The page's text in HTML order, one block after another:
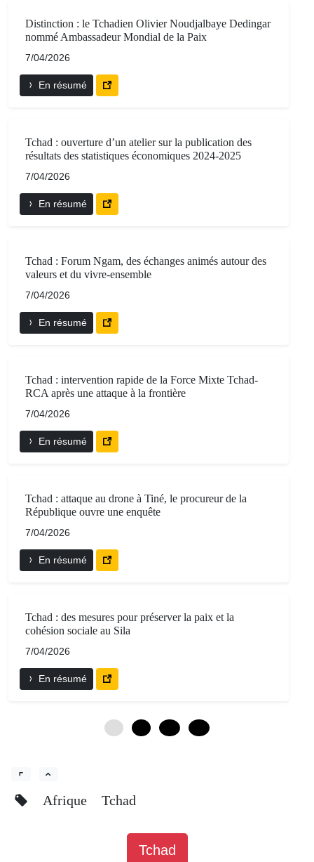
Distinction : le Tchadien Olivier Noudjalbaye Dedingar
nommé Ambassadeur Mondial de la Paix
7/04/2026
En résumé
Tchad : ouverture d’un atelier sur la publication des
résultats des statistiques économiques 2024-2025
7/04/2026
En résumé
Tchad : Forum Ngam, des échanges animés autour des
valeurs et du vivre-ensemble
7/04/2026
En résumé
Tchad : intervention rapide de la Force Mixte Tchad-
RCA après une attaque à la frontière
7/04/2026
En résumé
Tchad : attaque au drone à Tiné, le procureur de la
République ouvre une enquête
7/04/2026
En résumé
Tchad : des mesures pour préserver la paix et la
cohésion sociale au Sila
7/04/2026
En résumé
Afrique Tchad
Tchad